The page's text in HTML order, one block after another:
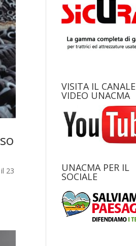
23
VISITA IL CANALE
VIDEO UNACMA
UNACMA PER IL
SOCIALE